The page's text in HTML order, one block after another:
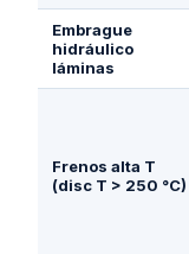
Embrague
hidráulico
láminas
Frenos alta T
(disc T > 250 °C)